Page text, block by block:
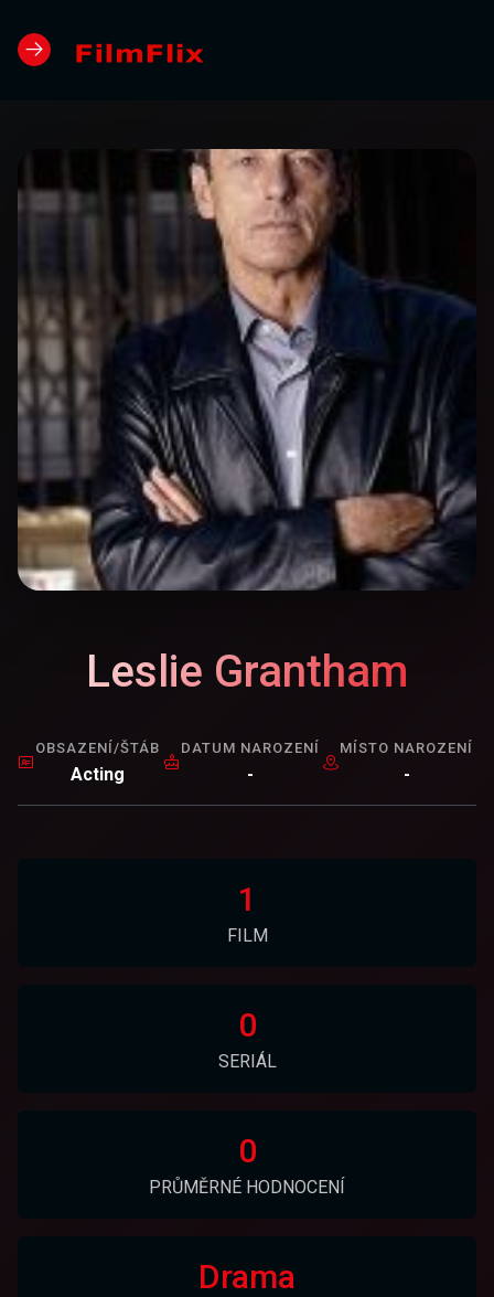
Leslie Grantham
OBSAZENÍ/ŠTÁB
Acting
DATUM NAROZENÍ
-
MÍSTO NAROZENÍ
-
1
FILM
0
SERIÁL
0
PRŮMĚRNÉ HODNOCENÍ
Drama